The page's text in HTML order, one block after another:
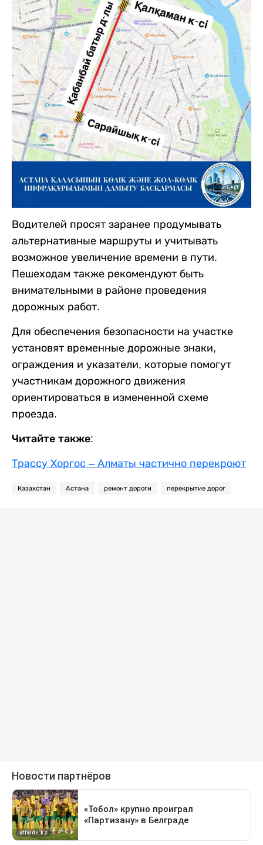
Водителей просят заранее продумывать
альтернативные маршруты и учитывать
возможное увеличение времени в пути.
Пешеходам также рекомендуют быть
внимательными в районе проведения
дорожных работ.
Для обеспечения безопасности на участке
установят временные дорожные знаки,
ограждения и указатели, которые помогут
участникам дорожного движения
ориентироваться в измененной схеме
проезда.
Читайте также:
Трассу Хоргос – Алматы частично перекроют
Казахстан Астана ремонт дороги перекрытие дорог